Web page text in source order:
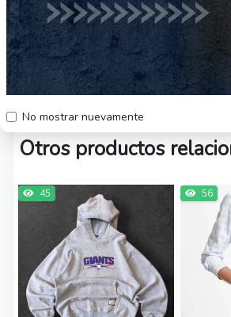
No mostrar nuevamente
$25.000
Región Metropolitana
Producto Usado
Otros productos
45 56